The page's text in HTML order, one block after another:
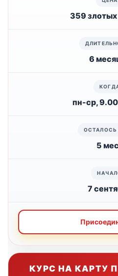
359
6
пн-ср,
5
7
КУРС НА КАРТУ